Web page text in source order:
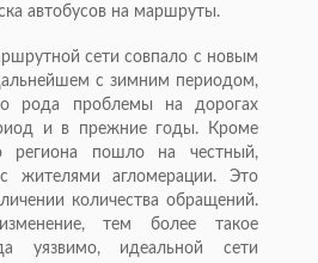
автобусов на маршруты.
сети совпало с новым
с зимним периодом,
рода проблемы на дорогах
и в прежние годы. Кроме
региона пошло на честный,
жителями агломерации. Это
количества обращений.
тем более такое
уязвимо, идеальной сети